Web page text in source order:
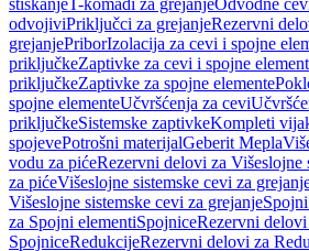
stiskanjeT-komadi za grejanjeOdvodne
odvojiviPriključci za grejanjeRezervni
grejanjePriborIzolacija za cevi i spojne
priključkeZaptivke za cevi i spojne
priključkeZaptivke za spojne elemente
spojne elementeUčvršćenja za cevi
priključkeSistemske zaptivkeKompleti
spojevePotrošni materijalGeberit Mepla
vodu za pićeRezervni delovi za Višeslojne
za pićeVišeslojne sistemske cevi za
Višeslojne sistemske cevi za grejanje
za Spojni elementiSpojniceRezervni delovi
SpojniceRedukcijeRezervni delovi za